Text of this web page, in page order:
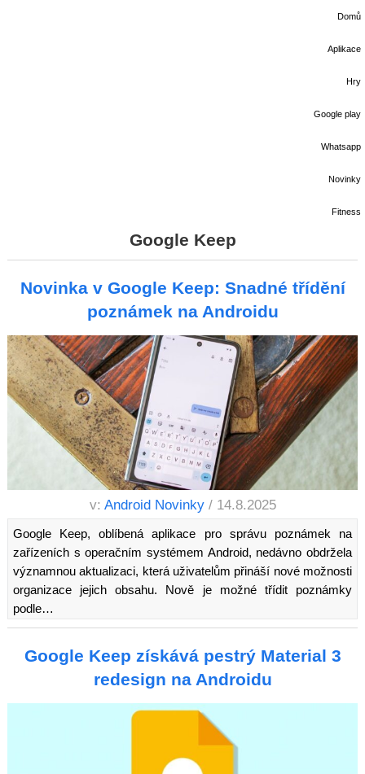
Domů
Aplikace
Hry
Google play
Whatsapp
Novinky
Fitness
Google Keep
Novinka v Google Keep: Snadné třídění
poznámek na Androidu
v: Android Novinky / 14.8.2025
Google Keep, oblíbená aplikace pro správu poznámek na
zařízeních s operačním systémem Android, nedávno obdržela
významnou aktualizaci, která uživatelům přináší nové možnosti
organizace jejich obsahu. Nově je možné třídit poznámky
podle…
Google Keep získává pestrý Material 3
redesign na Androidu